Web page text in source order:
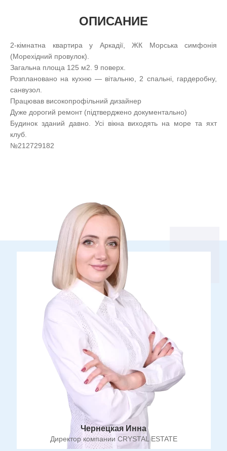
ОПИСАНИЕ
2-кімнатна квартира у Аркадії, ЖК Морська симфонія
(Морехідний провулок).
Загальна площа 125 м2. 9 поверх.
Розплановано на кухню — вітальню, 2 спальні, гардеробну,
санвузол.
Працював високопрофільний дизайнер
Дуже дорогий ремонт (підтверджено документально)
Будинок зданий давно. Усі вікна виходять на море та яхт
клуб.
№212729182
Чернецкая Инна
Директор компании CRYSTAL ESTATE